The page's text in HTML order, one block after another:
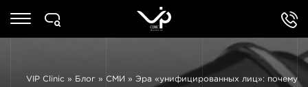
VIP Clinic » Блог » СМИ » Эра «унифицированных лиц»: почему